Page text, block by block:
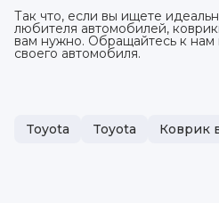
Так что, если вы ищете
любителя автомобилей,
вам нужно. Обращайтесь к
своего автомобиля.
Toyota Toyota Коврик